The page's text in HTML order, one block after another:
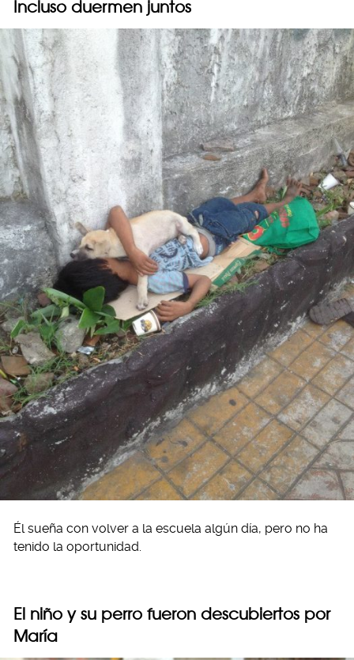
Incluso duermen juntos
Él sueña con volver a la escuela algún día, pero no ha
tenido la oportunidad.
El niño y su perro fueron descubiertos por
María